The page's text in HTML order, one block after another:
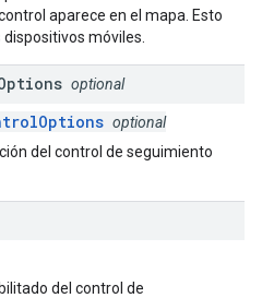
aparece en el mapa. Esto
móviles.
optional
optional
del control de seguimiento
del control de